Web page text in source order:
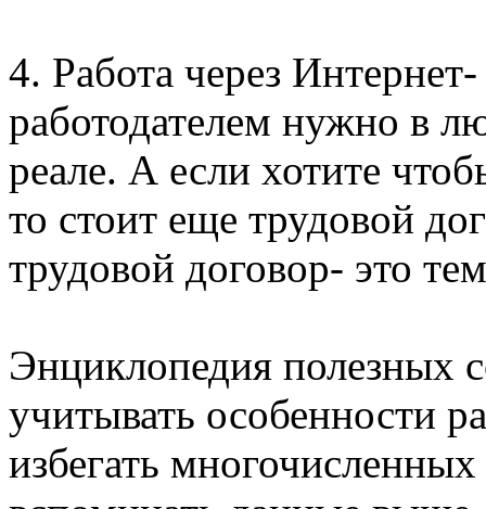
4. Работа через
работодателем нужно в
реале. А если хотите
то стоит еще трудовой
трудовой договор- это
Энциклопедия полезных
учитывать особенности
избегать